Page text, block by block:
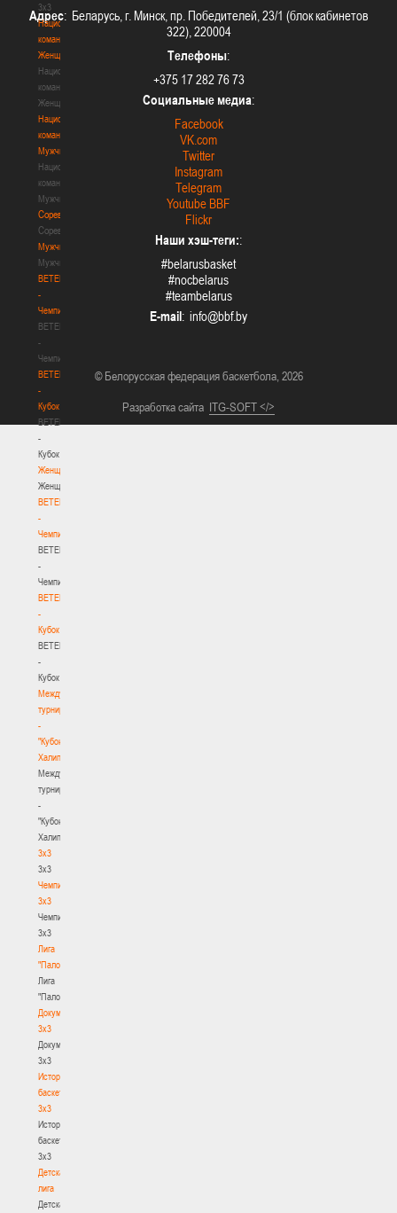
3х3
Национальная
команда.
Женщины
Национальная
команда.
Женщины
Национальная
команда.
Мужчины
Национальная
команда.
Мужчины
Соревнования
Соревнования
Мужчины
Мужчины
BETERA
-
Чемпионат
BETERA
-
Чемпионат
BETERA
-
Кубок
BETERA
-
Кубок
Женщины
Женщины
BETERA
-
Чемпионат
BETERA
-
Чемпионат
BETERA
-
Кубок
BETERA
-
Кубок
Международный
турнир
-
"Кубок
Халипского"
Международный
турнир
-
"Кубок
Халипского"
3x3
3x3
Чемпионат
3х3
Чемпионат
3х3
Лига
"Палова"
Лига
"Палова"
Документы
3х3
Документы
3х3
История
баскетбола
3х3
История
баскетбола
3х3
Детская
лига
Детская
Адрес: Беларусь, г. Минск, пр. Победителей, 23/1 (блок кабинетов
322), 220004
Телефоны:
+375 17 282 76 73
Социальные медиа:
Facebook
VK.com
Twitter
Instagram
Telegram
Youtube BBF
Flickr
Наши хэш-теги::
#belarusbasket
#nocbelarus
#teambelarus
E-mail:
© Белорусская федерация баскетбола, 2026
Разработка сайта ITG-SOFT </>